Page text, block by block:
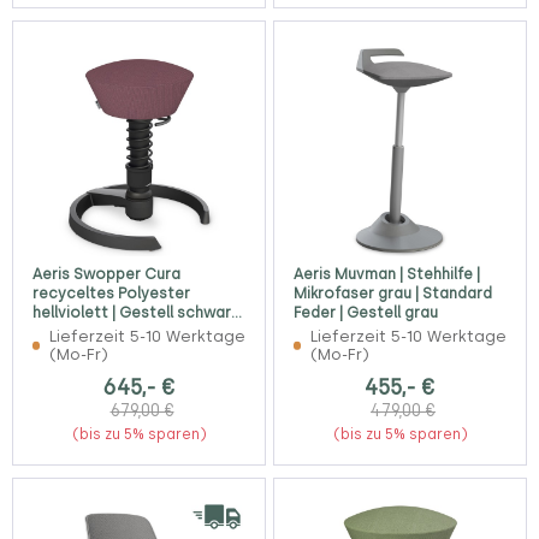
Aeris Swopper Cura
recyceltes Polyester
hellviolett | Gestell schwarz |
Gleiter
Lieferzeit 5-10 Werktage
(Mo-Fr)
645,- €
679,00 €
(bis zu 5% sparen)
Aeris Muvman | Stehhilfe |
Mikrofaser grau | Standard
Feder | Gestell grau
Lieferzeit 5-10 Werktage
(Mo-Fr)
455,- €
479,00 €
(bis zu 5% sparen)